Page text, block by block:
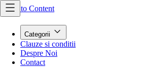
Skip to Content
Categorii
Clauze si conditii
Despre Noi
Contact